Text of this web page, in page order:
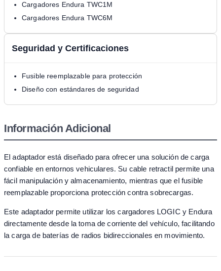
Cargadores Endura TWC1M
Cargadores Endura TWC6M
Seguridad y Certificaciones
Fusible reemplazable para protección
Diseño con estándares de seguridad
Información Adicional
El adaptador está diseñado para ofrecer una solución de carga
confiable en entornos vehiculares. Su cable retractil permite una
fácil manipulación y almacenamiento, mientras que el fusible
reemplazable proporciona protección contra sobrecargas.
Este adaptador permite utilizar los cargadores LOGIC y Endura
directamente desde la toma de corriente del vehículo, facilitando
la carga de baterías de radios bidireccionales en movimiento.